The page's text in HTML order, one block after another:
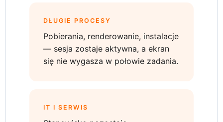
DŁUGIE PROCESY
Pobierania, renderowanie, instalacje
— sesja zostaje aktywna, a ekran
się nie wygasza w połowie zadania.
IT I SERWIS